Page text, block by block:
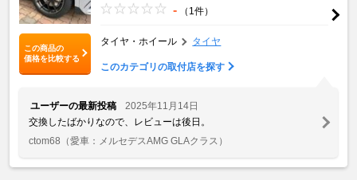
この商品の
価格を比較する
- （1件）
タイヤ・ホイール タイヤ
このカテゴリの取付店を探す
ユーザーの最新投稿
2025年11月14日
交換したばかりなので、レビューは後日。
ctom68 （愛車：メルセデスAMG GLAクラス）